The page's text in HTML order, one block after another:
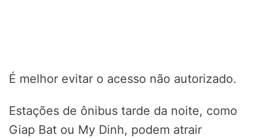
É melhor evitar o acesso não autorizado.
Estações de ônibus tarde da noite, como
Giap Bat ou My Dinh, podem atrair